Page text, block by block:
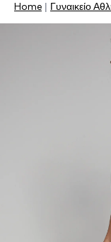
Home Γυναικείο